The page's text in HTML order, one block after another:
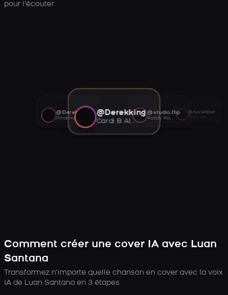
pour l’écouter.
@Derekking
Cardi B AI voice
@studio.flip
Roddy Ricch AI voice
@Ayywalker
@Derekking
Rihanna AI voice
Comment créer une cover IA avec Luan
Santana
Transformez n’importe quelle chanson en cover avec la voix
IA de Luan Santana en 3 étapes